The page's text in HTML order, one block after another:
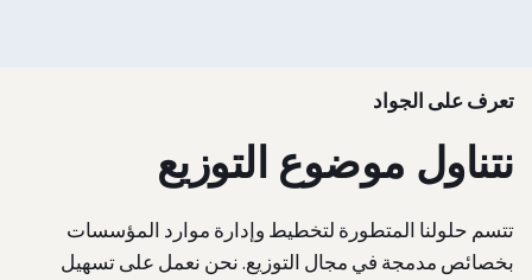
تعرف على الجواد
نتناول موضوع التوزيع
تتسم حلولنا المتطورة لتخطيط وإدارة موارد المؤسسات
بخصائص مدمجة في مجال التوزيع. نحن نعمل على تسهيل